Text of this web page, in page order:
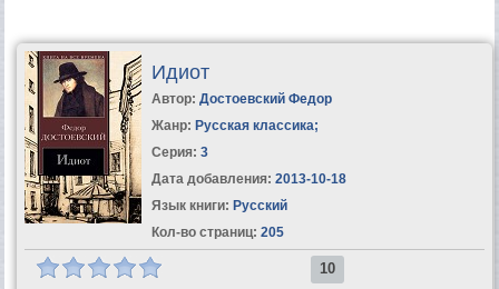
Идиот
Автор: Достоевский Федор
Жанр: Русская классика;
Серия: 3
Дата добавления: 2013-10-18
Язык книги: Русский
Кол-во страниц: 205
10